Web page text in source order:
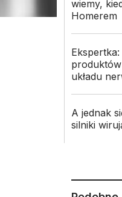
wiemy,
Homerem
układu
A jednak
silniki